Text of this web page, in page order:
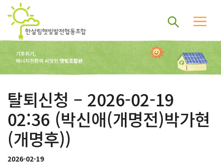
탈퇴신청 – 2026-02-19
02:36 (박신애(개명전)박가현
(개명후))
2026-02-19